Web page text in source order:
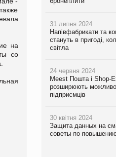
на
со
31 липня 2024
Напівфабрикати та
стануть в пригоді,
світла
24 червня 2024
Meest Пошта і Shop-
розширюють
підприємців
30 квітня 2024
Защита данных на
советы по